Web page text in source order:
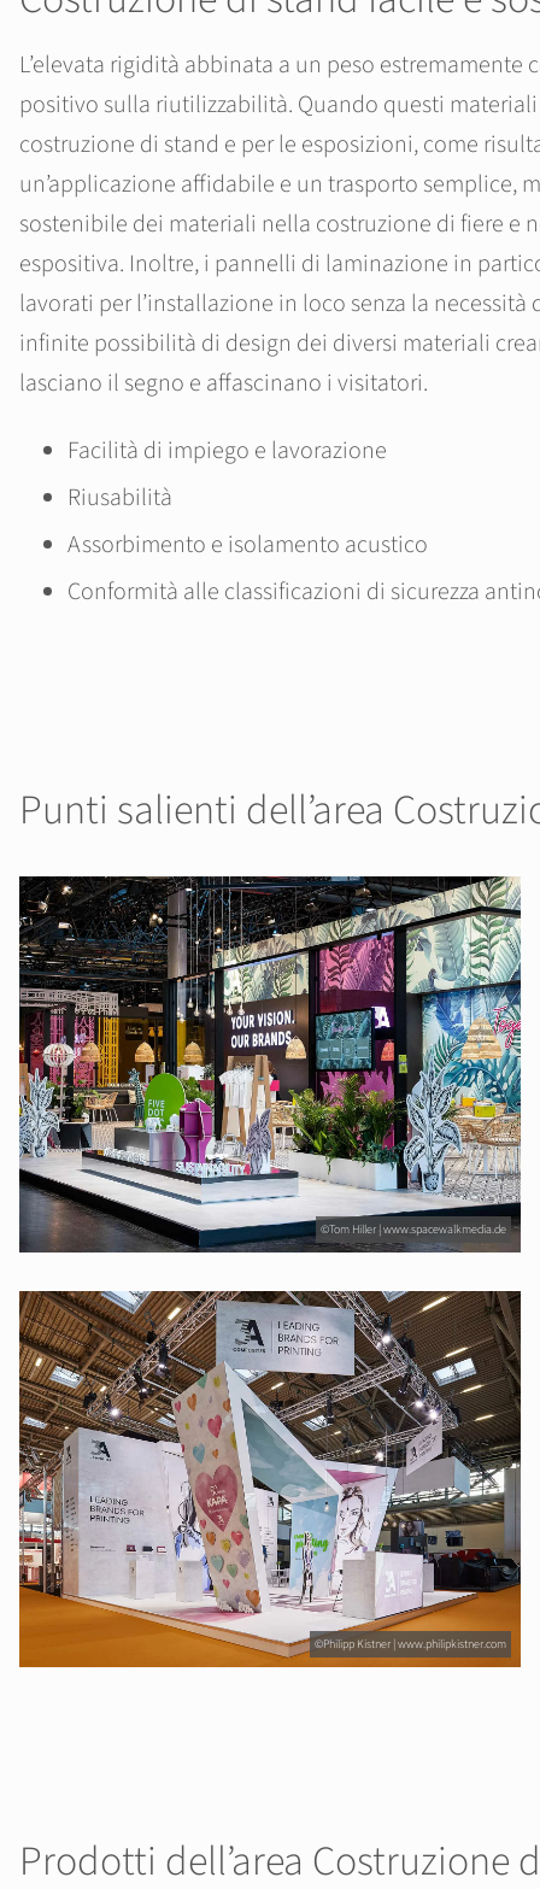
L’elevata rigidità abbinata a un peso
positivo sulla riutilizzabilità. Quando questi
costruzione di stand e per le esposizioni, come
un’applicazione affidabile e un trasporto semplice,
sostenibile dei materiali nella costruzione di fiere e
espositiva. Inoltre, i pannelli di laminazione in
lavorati per l’installazione in loco senza la necessità
infinite possibilità di design dei diversi materiali
lasciano il segno e affascinano i visitatori.
Facilità di impiego e lavorazione
Riusabilità
Assorbimento e isolamento acustico
Conformità alle classificazioni di sicurezza
Punti salienti dell’area
©Tom Hiller | www.spacewalkmedia.de
©Philipp Kistner | www.philipkistner.com
Prodotti dell’area Costruzione